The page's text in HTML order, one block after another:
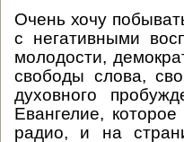
Очень хочу
с негативными
молодости,
свободы слова,
духовного
Евангелие,
радио, и на